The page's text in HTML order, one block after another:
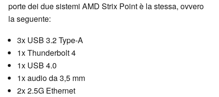
porte dei due sistemi AMD Strix Point è la stessa, ovvero
la seguente:
3x USB 3.2 Type-A
1x Thunderbolt 4
1x USB 4.0
1x audio da 3,5 mm
2x 2.5G Ethernet